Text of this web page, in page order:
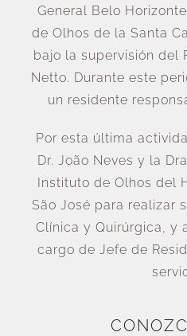
General Belo
de Olhos de la Santa
bajo la supervisión del
Netto. Durante este
un residente
Por esta última
Dr. João Neves y la
Instituto de Olhos del
São José para realizar
Clínica y Quirúrgica, y
cargo de Jefe de